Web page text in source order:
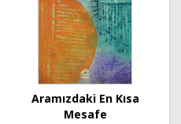
Aramızdaki En Kısa
Mesafe